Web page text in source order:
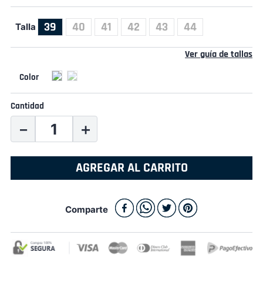
Talla 39 40 41 42 43 44
Ver guía de tallas
Cantidad
＋
－
AGREGAR AL CARRITO
Comparte